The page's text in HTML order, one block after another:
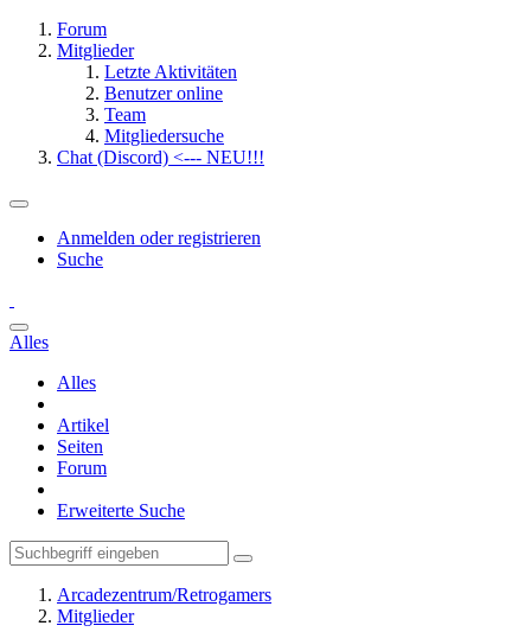
Forum
Mitglieder
Letzte Aktivitäten
Benutzer online
Team
Mitgliedersuche
Chat (Discord) <--- NEU!!!
Anmelden oder registrieren
Suche
Alles
Alles
Artikel
Seiten
Forum
Erweiterte Suche
Arcadezentrum/Retrogamers
Mitglieder